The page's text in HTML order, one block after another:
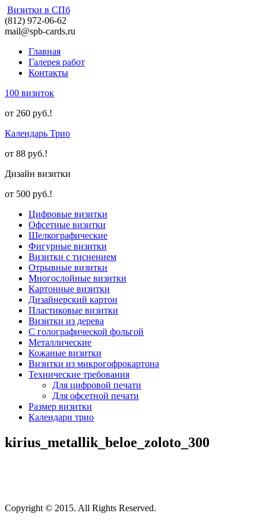
Визитки в СПб
(812) 972-06-62
mail@spb-cards.ru
Главная
Галерея работ
Контакты
100 визиток
от 260 руб.!
Календарь Трио
от 88 руб.!
Дизайн визитки
от 500 руб.!
Цифровые визитки
Офсетные визитки
Шелкографические
Фигурные визитки
Визитки с тиснением
Отрывные визитки
Многослойные визитки
Картонные визитки
Дизайнерский картон
Пластиковые визитки
Визитки из дерева
C голографической фольгой
Металлические
Кожаные визитки
Визитки из микрогофрокартона
Технические требования
Для цифровой печати
Для офсетной печати
Размер визитки
Календари трио
kirius_mеtallik_bеloе_zoloto_300
Copyright © 2015. All Rights Reserved.